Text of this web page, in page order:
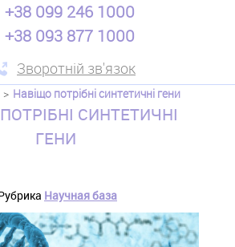
+38 099 246 1000
+38 093 877 1000
Зворотній зв'язок
Навіщо потрібні синтетичні гени
СИНТЕТИЧНІ
ГЕНИ
Научная база